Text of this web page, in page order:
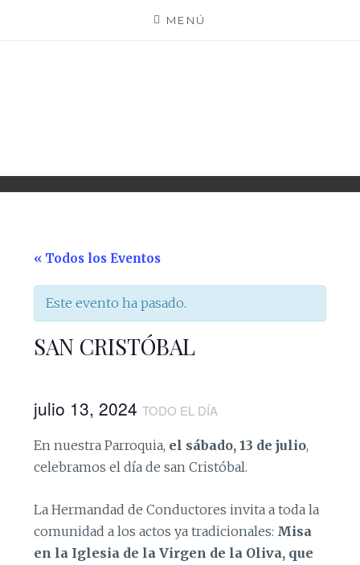
MENÚ
« Todos los Eventos
Este evento ha pasado.
SAN CRISTÓBAL
julio 13, 2024TODO EL DÍA
En nuestra Parroquia, el sábado, 13 de julio,
celebramos el día de san Cristóbal.
La Hermandad de Conductores invita a toda la
comunidad a los actos ya tradicionales: Misa
en la Iglesia de la Virgen de la Oliva, que